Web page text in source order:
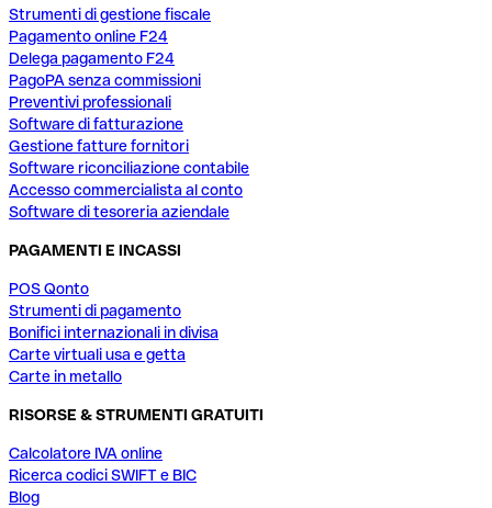
Strumenti di gestione fiscale
Pagamento online F24
Delega pagamento F24
PagoPA senza commissioni
Preventivi professionali
Software di fatturazione
Gestione fatture fornitori
Software riconciliazione contabile
Accesso commercialista al conto
Software di tesoreria aziendale
PAGAMENTI E INCASSI
POS Qonto
Strumenti di pagamento
Bonifici internazionali in divisa
Carte virtuali usa e getta
Carte in metallo
RISORSE & STRUMENTI GRATUITI
Calcolatore IVA online
Ricerca codici SWIFT e BIC
Blog